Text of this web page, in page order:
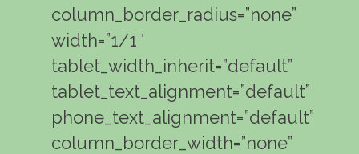
column_border_radius=”none”
width=”1/1″
tablet_width_inherit=”default”
tablet_text_alignment=”default”
phone_text_alignment=”default”
column_border_width=”none”